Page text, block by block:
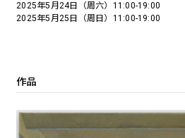
2025年5月24日（周六）11:00-19:00
2025年5月25日（周日）11:00-19:00
作品